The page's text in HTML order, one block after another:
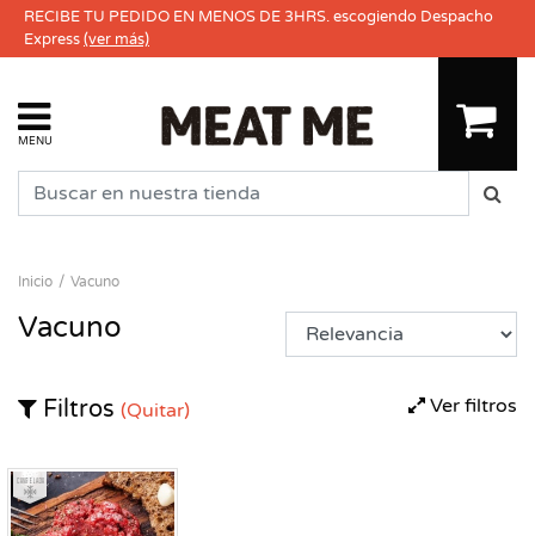
RECIBE TU PEDIDO EN MENOS DE 3HRS. escogiendo Despacho
Express(ver más)
MENU
Inicio Vacuno
Vacuno
Ver filtros
Filtros (Quitar)
Congelado